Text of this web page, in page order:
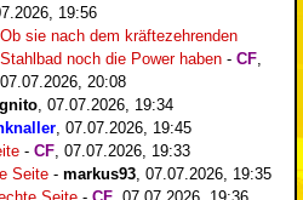
19:56
Ob sie nach dem kräftezehrenden
Stahlbad noch die Power haben - CF
07.07.2026, 20:08
07.07.2026, 19:34
07.07.2026, 19:45
- CF 07.07.2026, 19:33
Seite - markus93 07.07.2026, 19:35